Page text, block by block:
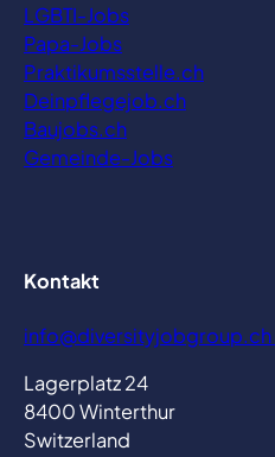
LGBTI-Jobs
Papa-Jobs
Praktikumsstelle.ch
Deinpflegejob.ch
Baujobs.ch
Gemeinde-Jobs
Kontakt
E-
Adresse:
info@diversityjobgroup.ch
Lagerplatz 24
8400 Winterthur
Switzerland